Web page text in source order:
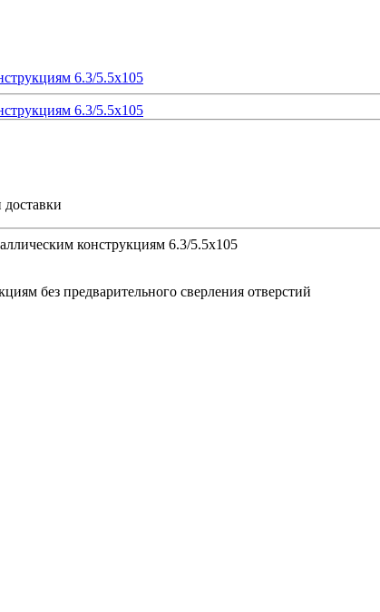
конструкциям 6.3/5.5х105
без предварительного сверления отверстий